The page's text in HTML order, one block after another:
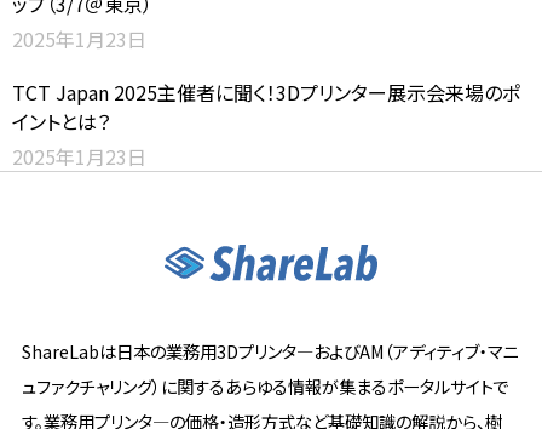
2025年1月23日
TCT Japan 2025主催者に聞く！3Dプリンター展示会来場のポ
イントとは？
2025年1月23日
ShareLabは日本の業務用3Dプリンタ―およびAM（アディティブ・マニ
ュファクチャリング）に関するあらゆる情報が集まるポータルサイトで
す。業務用プリンタ―の価格・造形方式など基礎知識の解説から、樹